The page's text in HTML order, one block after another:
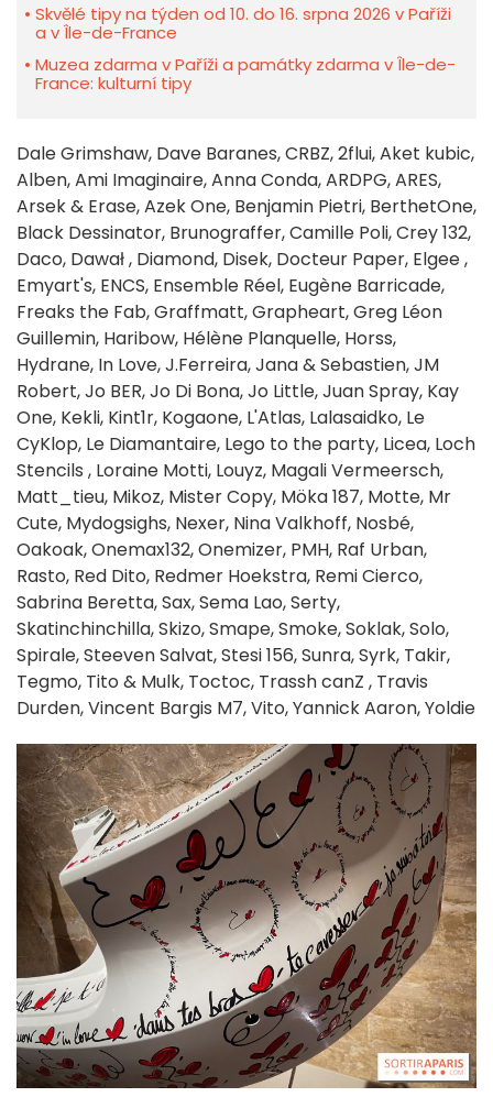
Skvělé tipy na týden od 10. do 16. srpna 2026 v Paříži
a v Île-de-France
Muzea zdarma v Paříži a památky zdarma v Île-de-
France: kulturní tipy
Dale Grimshaw, Dave Baranes, CRBZ, 2flui, Aket kubic,
Alben, Ami Imaginaire, Anna Conda, ARDPG, ARES,
Arsek & Erase, Azek One, Benjamin Pietri, BerthetOne,
Black Dessinator, Brunograffer, Camille Poli, Crey 132,
Daco, Dawał , Diamond, Disek, Docteur Paper, Elgee ,
Emyart's, ENCS, Ensemble Réel, Eugène Barricade,
Freaks the Fab, Graffmatt, Grapheart, Greg Léon
Guillemin, Haribow, Hélène Planquelle, Horss,
Hydrane, In Love, J.Ferreira, Jana & Sebastien, JM
Robert, Jo BER, Jo Di Bona, Jo Little, Juan Spray, Kay
One, Kekli, Kint1r, Kogaone, L'Atlas, Lalasaidko, Le
CyKlop, Le Diamantaire, Lego to the party, Licea, Loch
Stencils , Loraine Motti, Louyz, Magali Vermeersch,
Matt_tieu, Mikoz, Mister Copy, Möka 187, Motte, Mr
Cute, Mydogsighs, Nexer, Nina Valkhoff, Nosbé,
Oakoak, Onemax132, Onemizer, PMH, Raf Urban,
Rasto, Red Dito, Redmer Hoekstra, Remi Cierco,
Sabrina Beretta, Sax, Sema Lao, Serty,
Skatinchinchilla, Skizo, Smape, Smoke, Soklak, Solo,
Spirale, Steeven Salvat, Stesi 156, Sunra, Syrk, Takir,
Tegmo, Tito & Mulk, Toctoc, Trassh canZ , Travis
Durden, Vincent Bargis M7, Vito, Yannick Aaron, Yoldie